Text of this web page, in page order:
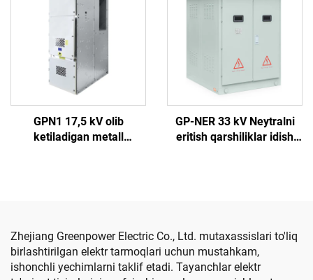
GPN1 17,5 kV olib
ketiladigan metall
GP-NER 33 kV Neytralni
eritish qarshiliklar idish
Zhejiang Greenpower Electric Co., Ltd. mutaxassislari to'liq
birlashtirilgan elektr tarmoqlari uchun mustahkam,
ishonchli yechimlarni taklif etadi. Tayanchlar elektr